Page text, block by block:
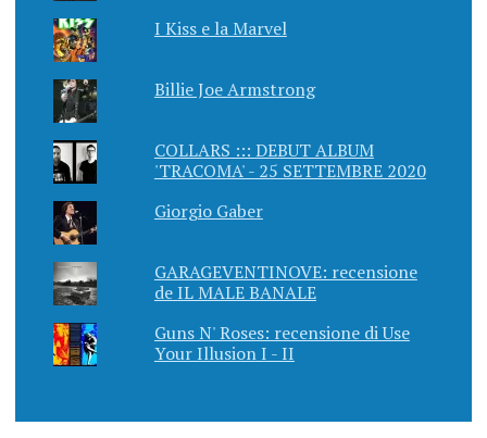
I Kiss e la Marvel
Billie Joe Armstrong
COLLARS ::: DEBUT ALBUM
'TRACOMA' - 25 SETTEMBRE 2020
Giorgio Gaber
GARAGEVENTINOVE: recensione
de IL MALE BANALE
Guns N' Roses: recensione di Use
Your Illusion I - II